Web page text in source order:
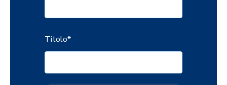
Titolo*